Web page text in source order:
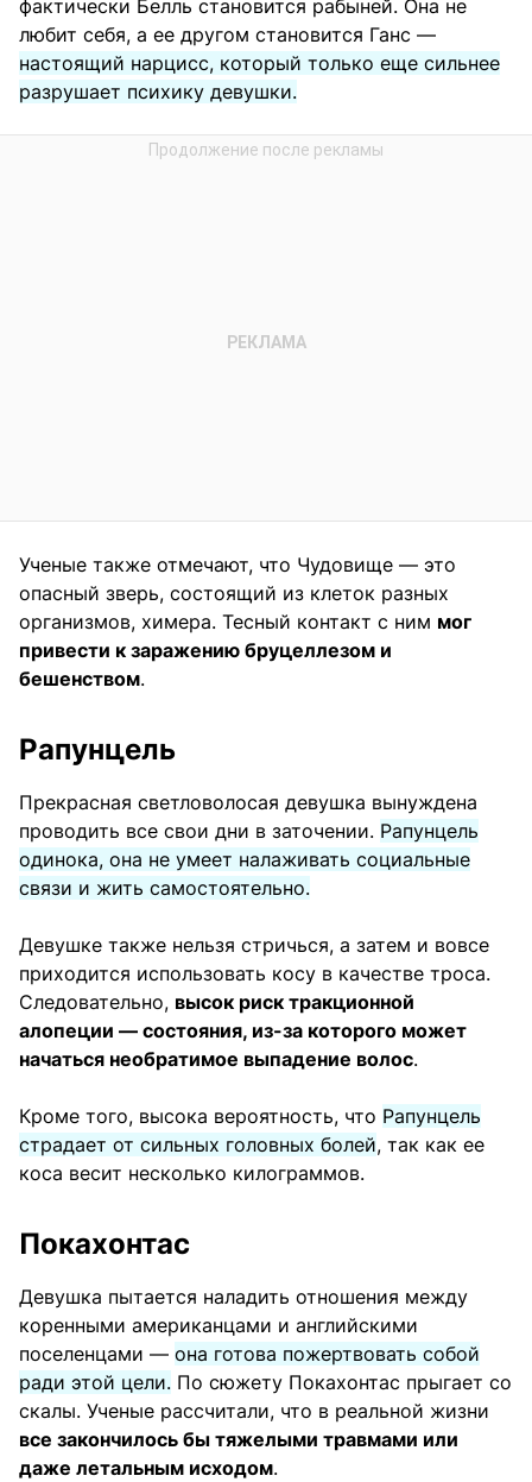
фактически Белль становится рабыней. Она не
любит себя, а ее другом становится Ганс —
настоящий нарцисс, который только еще сильнее
разрушает психику девушки.
Ученые также отмечают, что Чудовище — это
опасный зверь, состоящий из клеток разных
организмов, химера. Тесный контакт с ним мог
привести к заражению бруцеллезом и
бешенством.
Рапунцель
Прекрасная светловолосая девушка вынуждена
проводить все свои дни в заточении. Рапунцель
одинока, она не умеет налаживать социальные
связи и жить самостоятельно.
Девушке также нельзя стричься, а затем и вовсе
приходится использовать косу в качестве троса.
Следовательно, высок риск тракционной
алопеции — состояния, из-за которого может
начаться необратимое выпадение волос.
Кроме того, высока вероятность, что Рапунцель
страдает от сильных головных болей, так как ее
коса весит несколько килограммов.
Покахонтас
Девушка пытается наладить отношения между
коренными американцами и английскими
поселенцами — она готова пожертвовать собой
ради этой цели. По сюжету Покахонтас прыгает со
скалы. Ученые рассчитали, что в реальной жизни
все закончилось бы тяжелыми травмами или
даже летальным исходом.